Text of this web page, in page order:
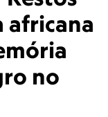
africana
no